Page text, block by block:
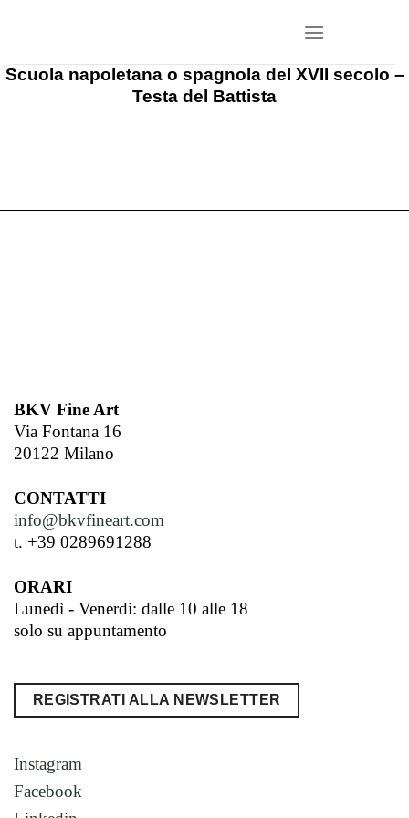
Scuola napoletana o spagnola del XVII secolo –
Testa del Battista
BKV Fine Art
Via Fontana 16
20122 Milano
CONTATTI
info@bkvfineart.com
t. +39 0289691288
ORARI
Lunedì - Venerdì: dalle 10 alle 18
solo su appuntamento
REGISTRATI ALLA NEWSLETTER
Instagram
Facebook